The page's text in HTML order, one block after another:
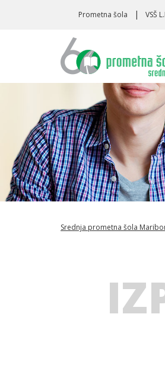
Toggle
Prometna šola VSŠ
Srednja prometna šola